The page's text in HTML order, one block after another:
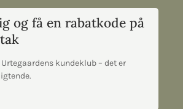
og få en rabatkode på
kundeklub – det er